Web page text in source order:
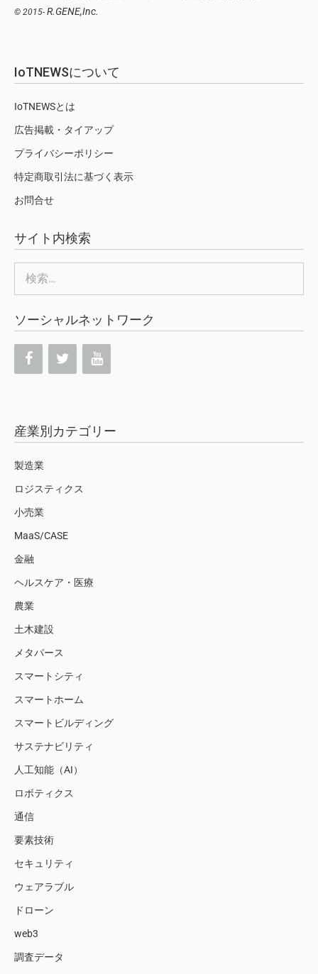
© 2015- R.GENE,Inc.
IoTNEWSについて
IoTNEWSとは
広告掲載・タイアップ
プライバシーポリシー
特定商取引法に基づく表示
お問合せ
サイト内検索
索:
ソーシャルネットワーク
産業別カテゴリー
製造業
ロジスティクス
小売業
MaaS/CASE
金融
ヘルスケア・医療
農業
土木建設
メタバース
スマートシティ
スマートホーム
スマートビルディング
サステナビリティ
人工知能（AI）
ロボティクス
通信
要素技術
セキュリティ
ウェアラブル
ドローン
web3
調査データ